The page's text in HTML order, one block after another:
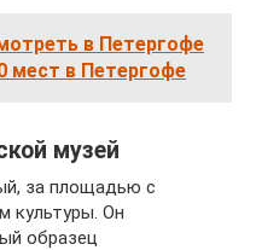
в Петергофе
мест в Петергофе
музей
за площадью с
культуры. Он
образец